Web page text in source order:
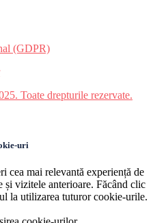
(GDPR)
Toate drepturile rezervate.
uri
cea mai relevantă experiență de
vizitele anterioare. Făcând clic
la utilizarea tuturor cookie-urile.